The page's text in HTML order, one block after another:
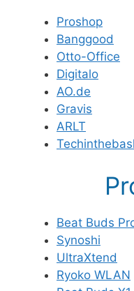
Proshop
Banggood
Otto-Office
Digitalo
AO.de
Gravis
ARLT
Beat Buds
Synoshi
UltraXtend
Ryoko WLAN